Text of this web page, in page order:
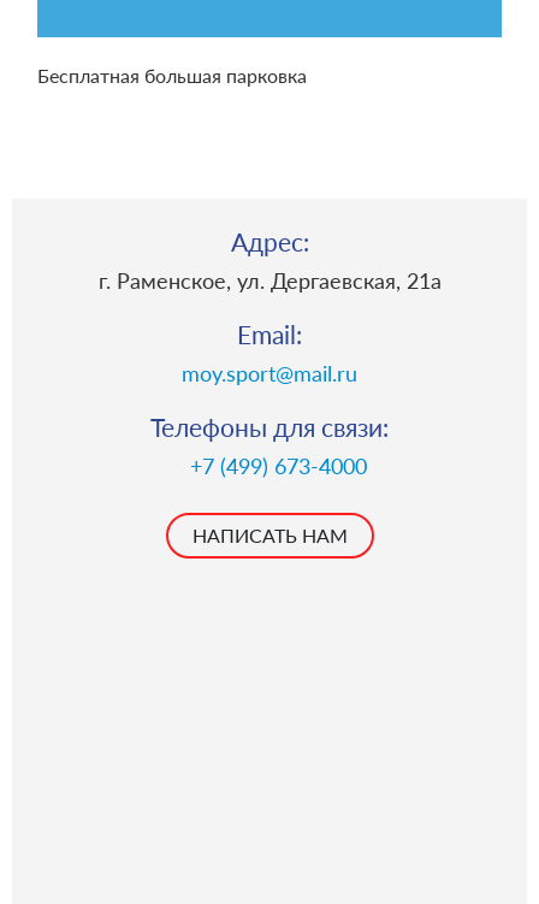
Бесплатная большая парковка
Адрес:
г. Раменское, ул. Дергаевская, 21a
Email:
moy.sport@mail.ru
Телефоны для связи:
+7 (499) 673-4000
НАПИСАТЬ НАМ